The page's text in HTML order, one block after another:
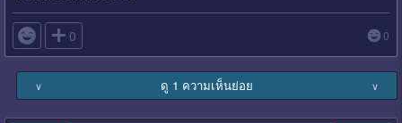
 0 0
∨ ดู 1 ความเห็นย่อย ∨